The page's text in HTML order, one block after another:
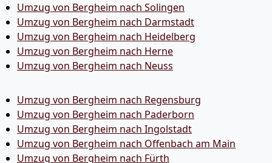
Umzug von Bergheim nach Solingen
Umzug von Bergheim nach Darmstadt
Umzug von Bergheim nach Heidelberg
Umzug von Bergheim nach Herne
Umzug von Bergheim nach Neuss
Umzug von Bergheim nach Regensburg
Umzug von Bergheim nach Paderborn
Umzug von Bergheim nach Ingolstadt
Umzug von Bergheim nach Offenbach am Main
Umzug von Bergheim nach Fürth